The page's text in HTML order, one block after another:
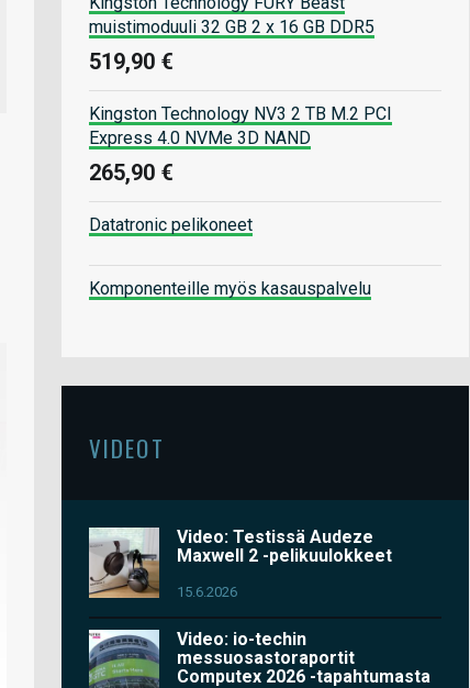
muistimoduuli 32 GB 2 x 16 GB DDR5
519,90 €
Kingston Technology NV3 2 TB M.2 PCI
Express 4.0 NVMe 3D NAND
265,90 €
Datatronic pelikoneet
Komponenteille myös kasauspalvelu
VIDEOT
Video: Testissä Audeze
Maxwell 2 -pelikuulokkeet
15.6.2026
Video: io-techin
messuosastoraportit
Computex 2026 -tapahtumasta